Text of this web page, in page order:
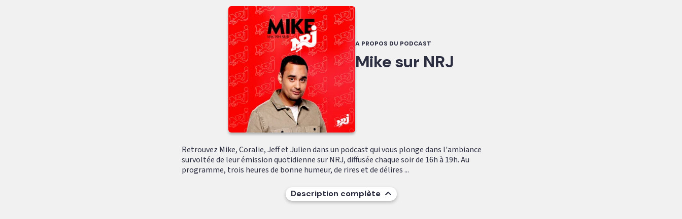
A PROPOS DU PODCAST
Mike sur NRJ
Retrouvez Mike, Coralie, Jeff et Julien dans un podcast qui vous plonge dans l'ambiance
survoltée de leur émission quotidienne sur NRJ, diffusée chaque soir de 16h à 19h. Au
programme, trois heures de bonne humeur, de rires et de délires ...
Description complète